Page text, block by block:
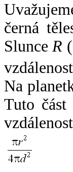
černá
SlunceR
Na
Tuto